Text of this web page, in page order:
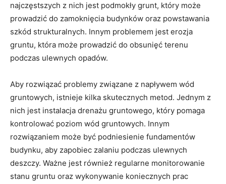
najczęstszych⁣ z nich jest podmokły ⁢grunt,​ który może
prowadzić do⁣ zamoknięcia budynków⁤ oraz‍ powstawania
szkód‌ strukturalnych. ⁣Innym problemem jest ‍erozja
gruntu, która może‍ prowadzić do obsunięć terenu
podczas ulewnych ‍opadów.
Aby rozwiązać⁣ problemy związane z⁤ napływem wód
gruntowych, istnieje kilka ⁣skutecznych⁣ metod. Jednym ⁣z
⁤nich​ jest instalacja‌ drenażu⁣ gruntowego, który pomaga⁢
kontrolować poziom wód gruntowych. Innym‍
rozwiązaniem może być⁢ podniesienie fundamentów
budynku, aby zapobiec zalaniu podczas ulewnych
deszczy. Ważne jest​ również ⁤regularne monitorowanie
stanu ‌gruntu oraz⁢ wykonywanie koniecznych prac